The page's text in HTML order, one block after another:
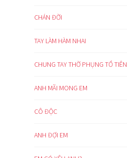
CHÁN ĐỜI
TAY LÀM HÀM NHAI
CHUNG TAY THỜ PHỤNG TỔ TIÊN
ANH MÃI MONG EM
CÔ ĐỘC
ANH ĐỢI EM